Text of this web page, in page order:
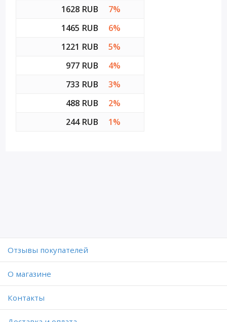
1628 RUB
7%
1465 RUB
6%
1221 RUB
5%
977 RUB
4%
733 RUB
3%
488 RUB
2%
244 RUB
1%
Отзывы покупателей
O магазине
Контакты